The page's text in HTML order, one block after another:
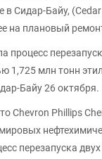
в Сидар-Байу,
на плановый
процесс
1,725 млн тонн
Байу 26 октября.
Chevron Phillips
перезапуска